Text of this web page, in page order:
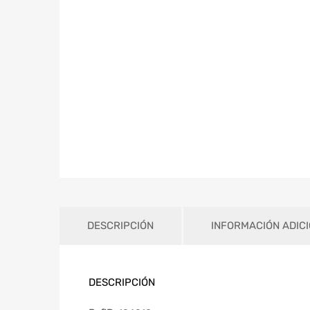
DESCRIPCIÓN INFORMACIÓN
DESCRIPCIÓN